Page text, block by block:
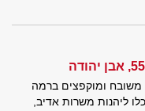
משובח ומוקפצים ברמה
ליהנות משרות אדיב,